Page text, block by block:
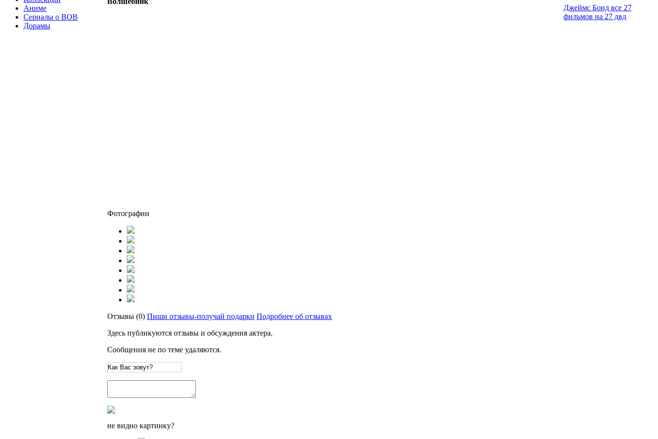
Аниме
Сериалы о ВОВ
Дорамы
Фотографии
Отзывы (0) Пиши отзывы-получай подарки Подробнее об отзывах
Здесь публикуются отзывы и обсуждения актера.
Сообщения не по теме удаляются.
не видно картинку?
Джеймс Бонд все 27
фильмов на 27 двд